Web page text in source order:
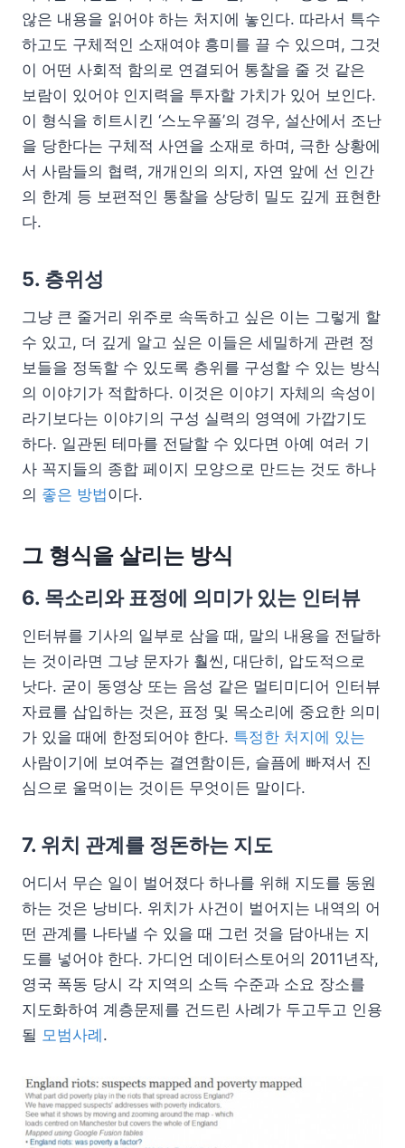
않은 내용을 읽어야 하는 처지에 놓인다. 따라서 특수
하고도 구체적인 소재여야 흥미를 끌 수 있으며, 그것
이 어떤 사회적 함의로 연결되어 통찰을 줄 것 같은
보람이 있어야 인지력을 투자할 가치가 있어 보인다.
이 형식을 히트시킨 ‘스노우폴’의 경우, 설산에서 조난
을 당한다는 구체적 사연을 소재로 하며, 극한 상황에
서 사람들의 협력, 개개인의 의지, 자연 앞에 선 인간
의 한계 등 보편적인 통찰을 상당히 밀도 깊게 표현한
다.
5. 층위성
그냥 큰 줄거리 위주로 속독하고 싶은 이는 그렇게 할
수 있고, 더 깊게 알고 싶은 이들은 세밀하게 관련 정
보들을 정독할 수 있도록 층위를 구성할 수 있는 방식
의 이야기가 적합하다. 이것은 이야기 자체의 속성이
라기보다는 이야기의 구성 실력의 영역에 가깝기도
하다. 일관된 테마를 전달할 수 있다면 아예 여러 기
사 꼭지들의 종합 페이지 모양으로 만드는 것도 하나
의 좋은 방법이다.
그 형식을 살리는 방식
6. 목소리와 표정에 의미가 있는 인터뷰
인터뷰를 기사의 일부로 삼을 때, 말의 내용을 전달하
는 것이라면 그냥 문자가 훨씬, 대단히, 압도적으로
낫다. 굳이 동영상 또는 음성 같은 멀티미디어 인터뷰
자료를 삽입하는 것은, 표정 및 목소리에 중요한 의미
가 있을 때에 한정되어야 한다. 특정한 처지에 있는
사람이기에 보여주는 결연함이든, 슬픔에 빠져서 진
심으로 울먹이는 것이든 무엇이든 말이다.
7. 위치 관계를 정돈하는 지도
어디서 무슨 일이 벌어졌다 하나를 위해 지도를 동원
하는 것은 낭비다. 위치가 사건이 벌어지는 내역의 어
떤 관계를 나타낼 수 있을 때 그런 것을 담아내는 지
도를 넣어야 한다. 가디언 데이터스토어의 2011년작,
영국 폭동 당시 각 지역의 소득 수준과 소요 장소를
지도화하여 계층문제를 건드린 사례가 두고두고 인용
될 모범사례 .